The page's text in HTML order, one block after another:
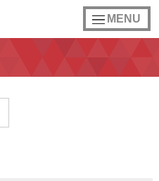
toggle
navigation
MENU